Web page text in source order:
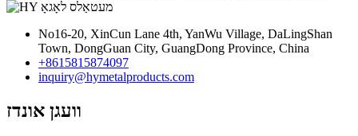
No16-20, XinCun Lane 4th, YanWu Village, DaLingShan
Town, DongGuan City, GuangDong Province, China
+8615815874097
inquiry@hymetalproducts.com
וועגן אונדז